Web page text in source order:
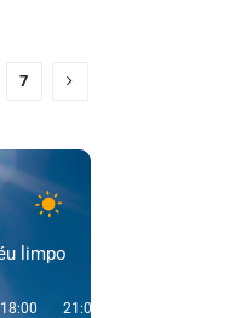
7
limpo
18:00 21:00